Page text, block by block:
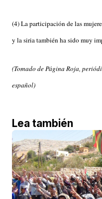
(4) La participación de las
y la siria también ha sido muy
(Tomado de Página Roja,
español)
Lea también